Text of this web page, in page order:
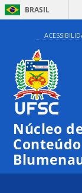
BRASIL
Núcleo